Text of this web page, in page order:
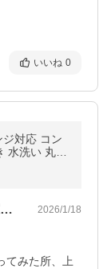
いいね 0
対応 コン
水洗い 丸洗
保証】
車中泊用に買ってみました。試しに家で使… 2026/1/18
てみた所、上